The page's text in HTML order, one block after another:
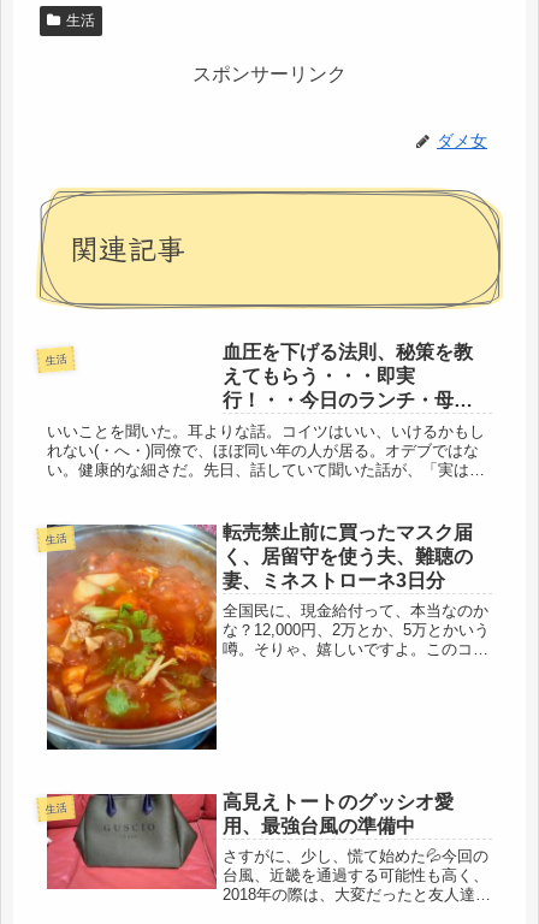
生活
スポンサーリンク
ダメ女
関連記事
生活
血圧を下げる法則、秘策を教
えてもらう・・・即実
行！・・今日のランチ・母子
弁当
いいことを聞いた。耳よりな話。コイツはいい、いけるかもし
れない(・へ・)同僚で、ほぼ同い年の人が居る。オデブではな
い。健康的な細さだ。先日、話していて聞いた話が、「実は、
生活
転売禁止前に買ったマスク届
く、居留守を使う夫、難聴の
妻、ミネストローネ3日分
全国民に、現金給付って、本当なのか
な？12,000円、2万とか、5万とかいう
噂。そりゃ、嬉しいですよ。このコロ
生活
高見えトートのグッシオ愛
用、最強台風の準備中
さすがに、少し、慌て始めた💦今回の
台風、近畿を通過する可能性も高く、
2018年の際は、大変だったと友人達か